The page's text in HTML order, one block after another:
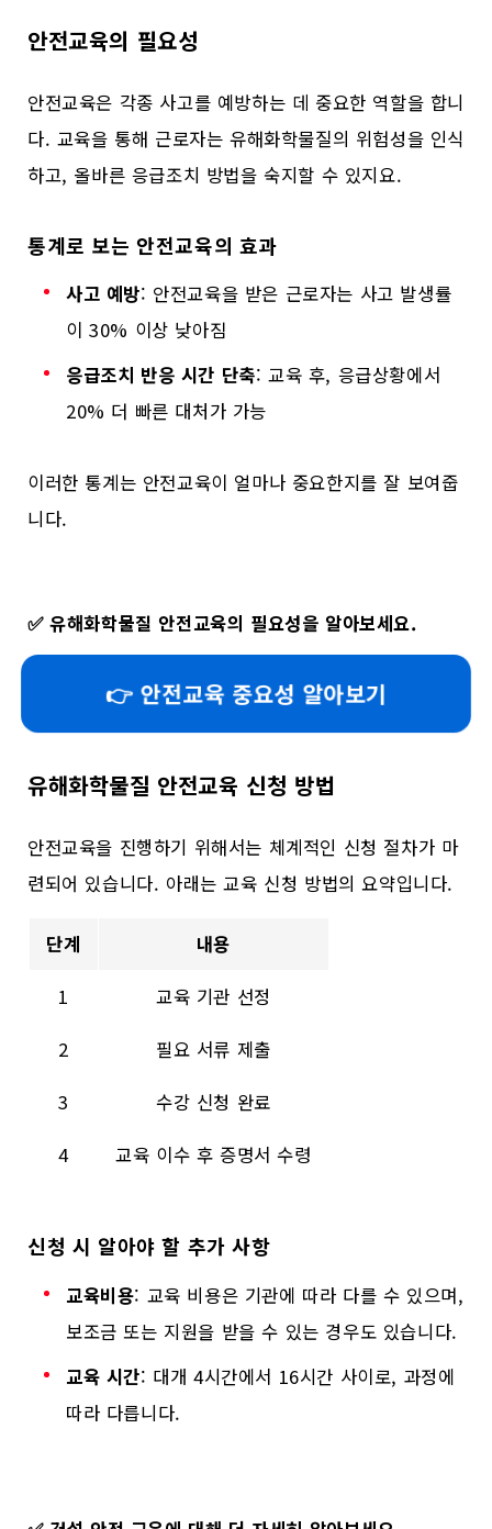
안전교육의 필요성
안전교육은 각종 사고를 예방하는 데 중요한 역할을 합니
다. 교육을 통해 근로자는 유해화학물질의 위험성을 인식
하고, 올바른 응급조치 방법을 숙지할 수 있지요.
통계로 보는 안전교육의 효과
사고 예방: 안전교육을 받은 근로자는 사고 발생률
이 30% 이상 낮아짐
응급조치 반응 시간 단축: 교육 후, 응급상황에서
20% 더 빠른 대처가 가능
이러한 통계는 안전교육이 얼마나 중요한지를 잘 보여줍
니다.
✅유해화학물질 안전교육의 필요성을 알아보세요.
👉 안전교육 중요성 알아보기
유해화학물질 안전교육 신청 방법
안전교육을 진행하기 위해서는 체계적인 신청 절차가 마
련되어 있습니다. 아래는 교육 신청 방법의 요약입니다.
단계
내용
1
교육 기관 선정
2
필요 서류 제출
3
수강 신청 완료
4
교육 이수 후 증명서 수령
신청 시 알아야 할 추가 사항
교육비용: 교육 비용은 기관에 따라 다를 수 있으며,
보조금 또는 지원을 받을 수 있는 경우도 있습니다.
교육 시간: 대개 4시간에서 16시간 사이로, 과정에
따라 다릅니다.